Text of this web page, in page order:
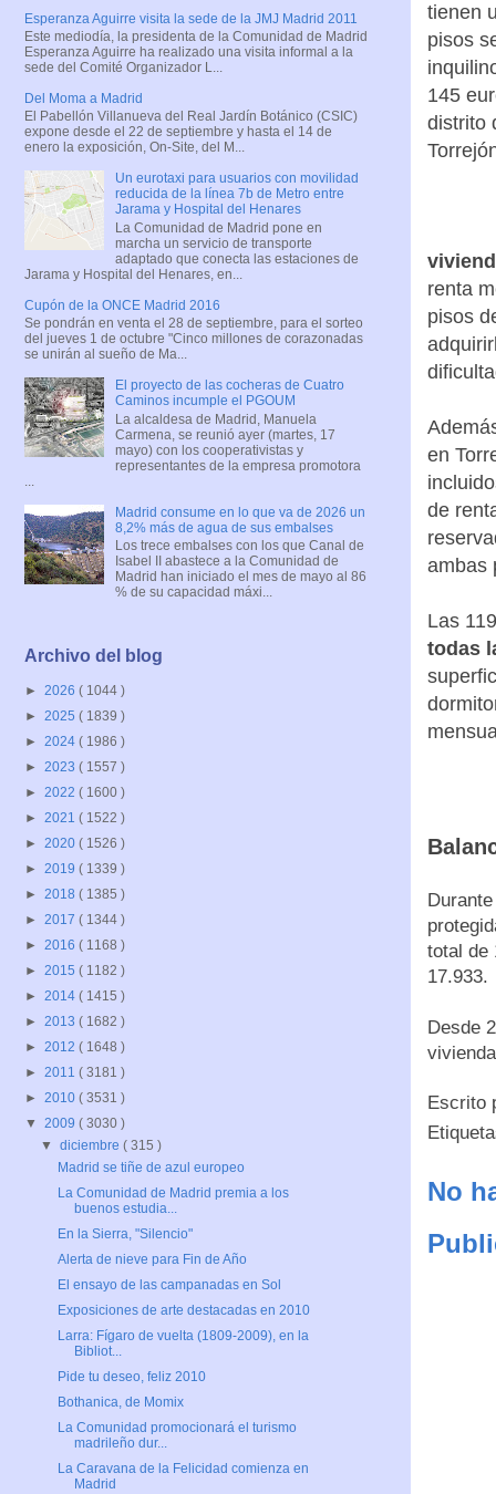
tienen
pisos
145
distrito
renta
pisos
en
de
ambas
Las
todas
total de
17.933.
Desde
Escrito
No
Esperanza Aguirre visita la sede de la JMJ Madrid 2011
Este mediodía, la presidenta de la Comunidad de Madrid
Esperanza Aguirre ha realizado una visita informal a la
sede del Comité Organizador L...
Del Moma a Madrid
El Pabellón Villanueva del Real Jardín Botánico (CSIC)
expone desde el 22 de septiembre y hasta el 14 de
enero la exposición, On-Site, del M...
Un eurotaxi para usuarios con movilidad
reducida de la línea 7b de Metro entre
Jarama y Hospital del Henares
La Comunidad de Madrid pone en
marcha un servicio de transporte
adaptado que conecta las estaciones de
Jarama y Hospital del Henares, en...
Cupón de la ONCE Madrid 2016
Se pondrán en venta el 28 de septiembre, para el sorteo
del jueves 1 de octubre "Cinco millones de corazonadas
se unirán al sueño de Ma...
El proyecto de las cocheras de Cuatro
Caminos incumple el PGOUM
La alcaldesa de Madrid, Manuela
Carmena, se reunió ayer (martes, 17
mayo) con los cooperativistas y
representantes de la empresa promotora
Madrid consume en lo que va de 2026 un
8,2% más de agua de sus embalses
Los trece embalses con los que Canal de
Isabel II abastece a la Comunidad de
Madrid han iniciado el mes de mayo al 86
% de su capacidad máxi...
Archivo del blog
► 2026 ( 1044 )
► 2025 ( 1839 )
► 2024 ( 1986 )
► 2023 ( 1557 )
► 2022 ( 1600 )
► 2021 ( 1522 )
► 2020 ( 1526 )
► 2019 ( 1339 )
► 2018 ( 1385 )
► 2017 ( 1344 )
► 2016 ( 1168 )
► 2015 ( 1182 )
► 2014 ( 1415 )
► 2013 ( 1682 )
► 2012 ( 1648 )
► 2011 ( 3181 )
► 2010 ( 3531 )
▼ 2009 ( 3030 )
▼diciembre( 315 )
Madrid se tiñe de azul europeo
La Comunidad de Madrid premia a los
buenos estudia...
En la Sierra, "Silencio"
Alerta de nieve para Fin de Año
El ensayo de las campanadas en Sol
Exposiciones de arte destacadas en 2010
Larra: Fígaro de vuelta (1809-2009), en la
Bibliot...
Pide tu deseo, feliz 2010
Bothanica, de Momix
La Comunidad promocionará el turismo
madrileño dur...
La Caravana de la Felicidad comienza en
Madrid